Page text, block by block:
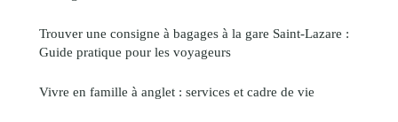
Trouver une consigne à bagages à la gare Saint-Lazare :
Guide pratique pour les voyageurs
Vivre en famille à anglet : services et cadre de vie